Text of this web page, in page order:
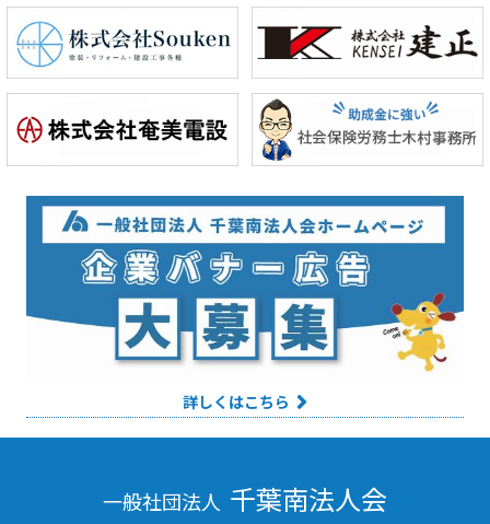
詳しくはこちら
一般社団法人 千葉南法人会